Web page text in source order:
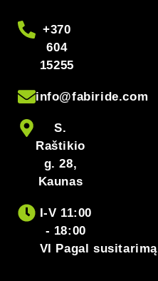
+370
604
15255
info@fabiride.com
S.
Raštikio
g. 28,
Kaunas
I-V 11:00
- 18:00
VI Pagal susitarimą